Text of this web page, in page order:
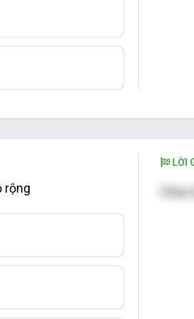
rộng
LỜI
Chọn